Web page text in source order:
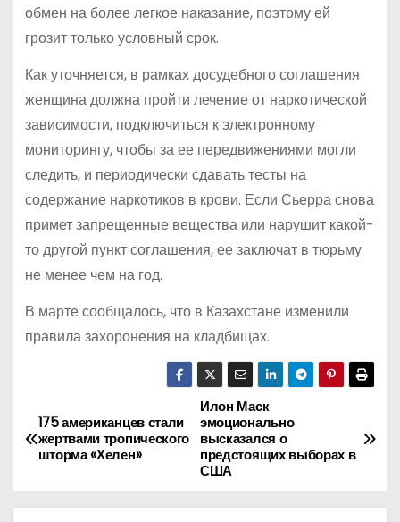
обмен на более легкое наказание, поэтому ей
грозит только условный срок.
Как уточняется, в рамках досудебного соглашения
женщина должна пройти лечение от наркотической
зависимости, подключиться к электронному
мониторингу, чтобы за ее передвижениями могли
следить, и периодически сдавать тесты на
содержание наркотиков в крови. Если Сьерра снова
примет запрещенные вещества или нарушит какой-
то другой пункт соглашения, ее заключат в тюрьму
не менее чем на год.
В марте сообщалось, что в Казахстане изменили
правила захоронения на кладбищах.
Н
а
Илон Маск
эмоционально
высказался о
предстоящих выборах в
США
175 американцев стали
жертвами тропического
шторма «Хелен»